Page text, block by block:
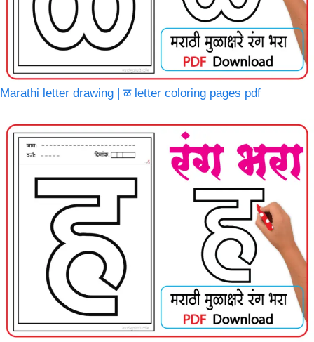
Marathi letter drawing | ळ letter coloring pages pdf